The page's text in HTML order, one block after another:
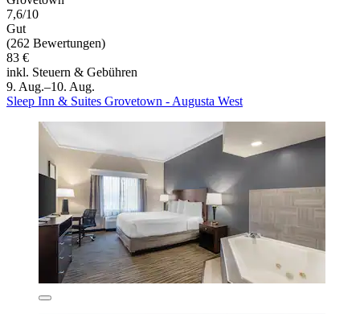
7,6/10
Gut
(262 Bewertungen)
83 €
inkl. Steuern & Gebühren
9. Aug.–10. Aug.
Sleep Inn & Suites Grovetown - Augusta West